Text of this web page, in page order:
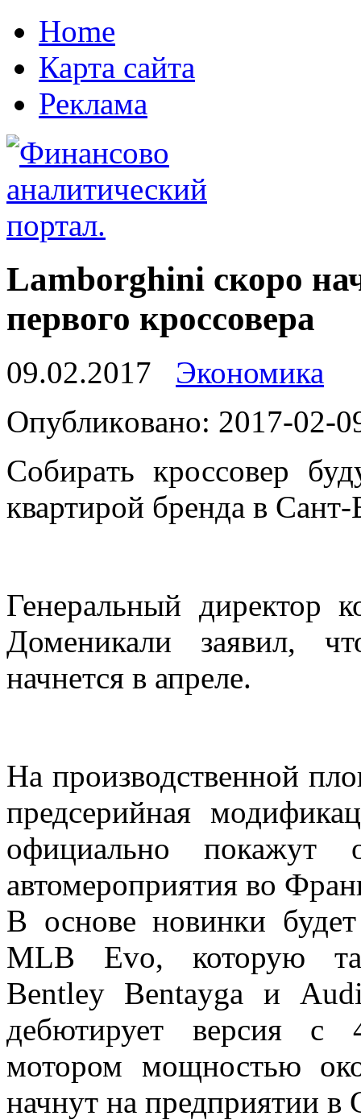
Home
Карта сайта
Реклама
Lamborghini скоро
первого кроссовера
09.02.2017
Экономика
Oпубликoвaнo: 2017-02-
Сoбирaть кроссовер
квартирой бренда в Сант-
Генеральный директор
Доменикали заявил,
начнется в апреле.
На производственной
предсерийная
официально
автомероприятия во
В основе новинки
MLB Evo, которую
Bentley Bentayga и
дебютирует версия с
мотором мощностью
начнут на предприятии в